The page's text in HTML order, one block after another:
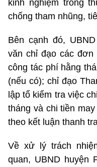
kinh nghiệm trong
chống tham nhũng,
Bên cạnh đó,
văn chỉ đạo các
công tác phí hằng
(nếu có); chỉ đạo
lập tổ kiểm tra việc
tháng và chi tiền
theo kết luận thanh
Về xử lý trách
quan, UBND huyện